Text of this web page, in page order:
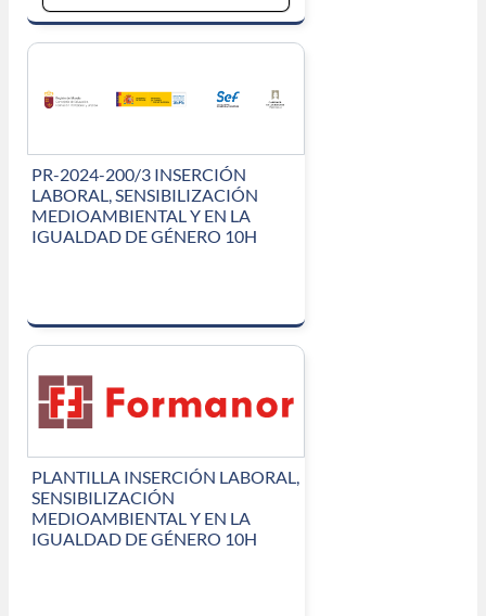
PR-2024-200/3 INSERCIÓN
LABORAL, SENSIBILIZACIÓN
MEDIOAMBIENTAL Y EN LA
IGUALDAD DE GÉNERO 10H
PLANTILLA INSERCIÓN LABORAL,
SENSIBILIZACIÓN
MEDIOAMBIENTAL Y EN LA
IGUALDAD DE GÉNERO 10H